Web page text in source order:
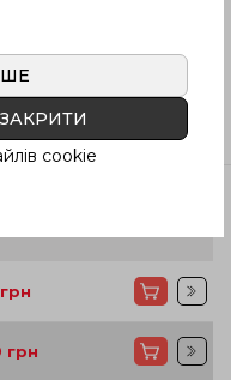
грн
грн
cookie